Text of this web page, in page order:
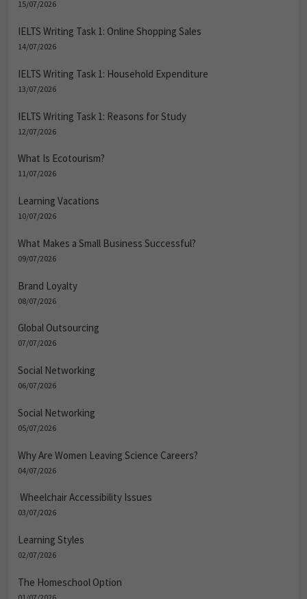
15/07/2026
IELTS Writing Task 1: Online Shopping Sales
14/07/2026
IELTS Writing Task 1: Household Expenditure
13/07/2026
IELTS Writing Task 1: Reasons for Study
12/07/2026
What Is Ecotourism?
11/07/2026
Learning Vacations
10/07/2026
What Makes a Small Business Successful?
09/07/2026
Brand Loyalty
08/07/2026
Global Outsourcing
07/07/2026
Social Networking
06/07/2026
Social Networking
05/07/2026
Why Are Women Leaving Science Careers?
04/07/2026
Wheelchair Accessibility Issues
03/07/2026
Learning Styles
02/07/2026
The Homeschool Option